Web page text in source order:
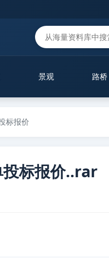
景观 路桥
标报价
投标报价..rar